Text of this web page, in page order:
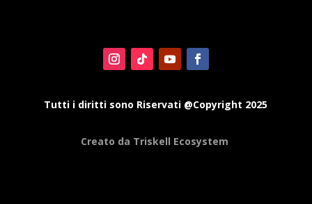
Tutti i diritti sono Riservati @Copyright 2025
Creato da Triskell Ecosystem